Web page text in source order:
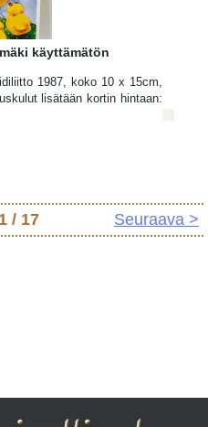
käyttämätön
1987, koko 10 x 15cm,
lisätään kortin hintaan:
1 / 17 Seuraava >